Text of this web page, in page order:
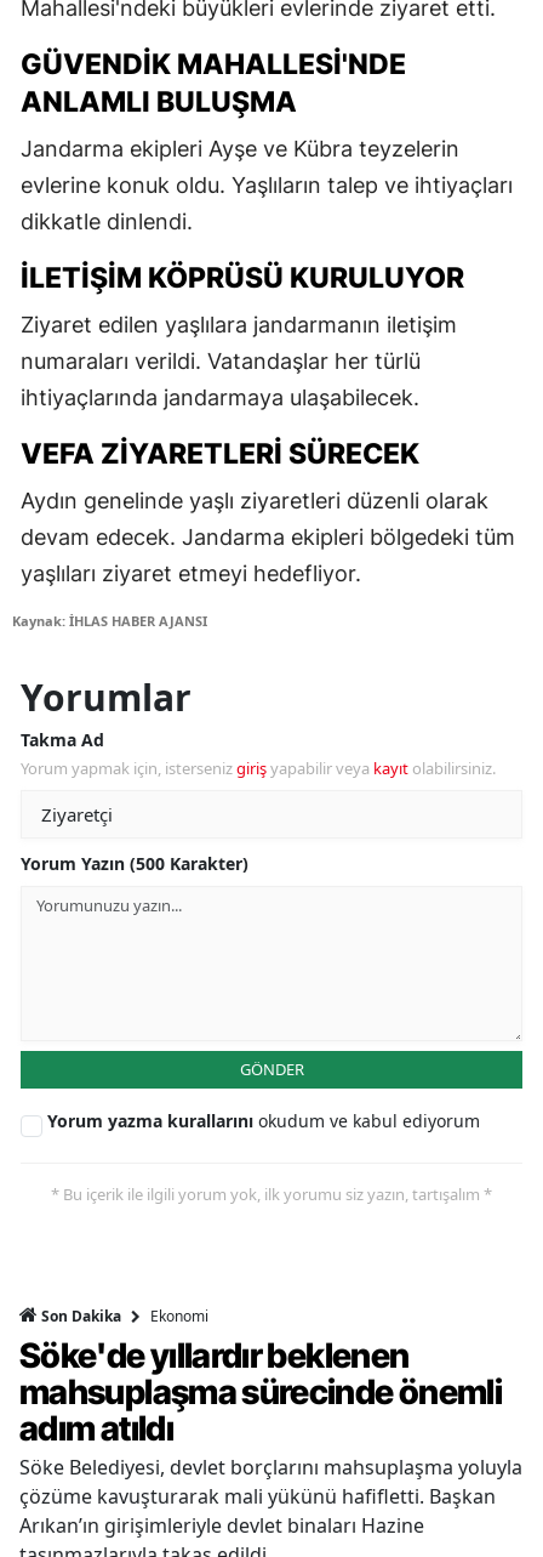
Mahallesi'ndeki büyükleri evlerinde ziyaret etti.
GÜVENDIK MAHALLESI'NDE
ANLAMLI BULUŞMA
Jandarma ekipleri Ayşe ve Kübra teyzelerin
evlerine konuk oldu. Yaşlıların talep ve ihtiyaçları
dikkatle dinlendi.
İLETIŞIM KÖPRÜSÜ KURULUYOR
Ziyaret edilen yaşlılara jandarmanın iletişim
numaraları verildi. Vatandaşlar her türlü
ihtiyaçlarında jandarmaya ulaşabilecek.
VEFA ZIYARETLERI SÜRECEK
Aydın genelinde yaşlı ziyaretleri düzenli olarak
devam edecek. Jandarma ekipleri bölgedeki tüm
yaşlıları ziyaret etmeyi hedefliyor.
Kaynak: İHLAS HABER AJANSI
Yorumlar
Takma Ad
Yorum yapmak için, istersenizgirişyapabilir veya kayıt olabilirsiniz.
Yorum Yazın (500 Karakter)
GÖNDER
Yorum yazma kurallarını okudum ve kabul ediyorum
* Bu içerik ile ilgili yorum yok, ilk yorumu siz yazın, tartışalım *
Son Dakika Ekonomi
Söke'de yıllardır beklenen
mahsuplaşma sürecinde önemli
adım atıldı
Söke Belediyesi, devlet borçlarını mahsuplaşma yoluyla
çözüme kavuşturarak mali yükünü hafifletti. Başkan
Arıkan’ın girişimleriyle devlet binaları Hazine